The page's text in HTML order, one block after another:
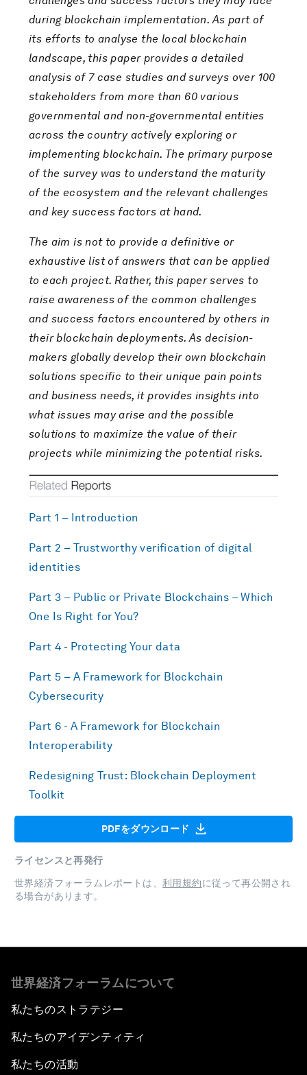
during blockchain implementation. As part of
its efforts to analyse the local blockchain
landscape, this paper provides a detailed
analysis of 7 case studies and surveys over 100
stakeholders from more than 60 various
governmental and non-governmental entities
across the country actively exploring or
implementing blockchain. The primary purpose
of the survey was to understand the maturity
of the ecosystem and the relevant challenges
and key success factors at hand.
The aim is not to provide a definitive or
exhaustive list of answers that can be applied
to each project. Rather, this paper serves to
raise awareness of the common challenges
and success factors encountered by others in
their blockchain deployments. As decision-
makers globally develop their own blockchain
solutions specific to their unique pain points
and business needs, it provides insights into
what issues may arise and the possible
solutions to maximize the value of their
projects while minimizing the potential risks.
Part 1 – Introduction
Part 2 – Trustworthy verification of digital
identities
Part 3 – Public or Private Blockchains – Which
One Is Right for You?
Part 4 - Protecting Your data
Part 5 – A Framework for Blockchain
Cybersecurity
Part 6 - A Framework for Blockchain
Interoperability
Redesigning Trust: Blockchain Deployment
Toolkit
PDFをダウンロード
ライセンスと再発行
世界経済フォーラムレポートは、 利用規約に従って再公開され
る場合があります。
世界経済フォーラムについて
私たちのストラテジー
私たちのアイデンティティ
私たちの活動